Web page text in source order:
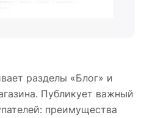
разделы «Блог» и
Публикует важный
преимущества